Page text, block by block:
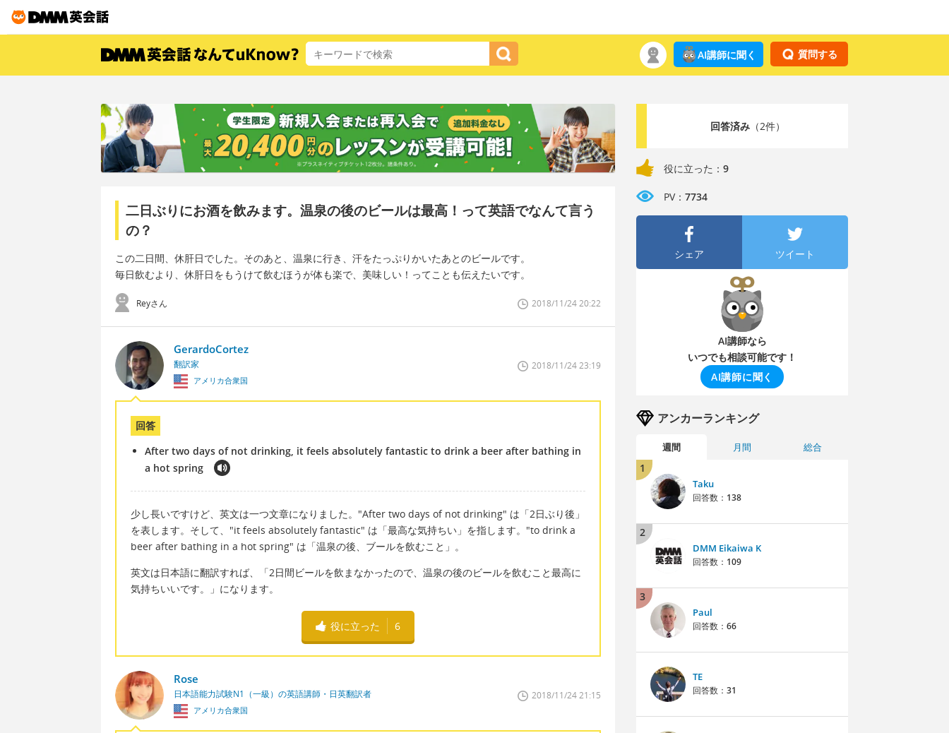
質問する
AI講師に聞く
二日ぶりにお酒を飲みます。温泉の後のビールは最高！って英語でなんて言う
の？
この二日間、休肝日でした。そのあと、温泉に行き、汗をたっぷりかいたあとのビールです。
毎日飲むより、休肝日をもうけて飲むほうが体も楽で、美味しい！ってことも伝えたいです。
Reyさん 2018/11/24 20:22
GerardoCortez
翻訳家
アメリカ合衆国
2018/11/24 23:19
回答
After two days of not drinking, it feels absolutely fantastic to drink a beer after bathing in
a hot spring
少し長いですけど、英文は一つ文章になりました。"After two days of not drinking" は「2日ぶり後」
を表します。そして、"it feels absolutely fantastic" は「最高な気持ちい」を指します。"to drink a
beer after bathing in a hot spring" は「温泉の後、ブールを飲むこと」。
英文は日本語に翻訳すれば、「2日間ビールを飲まなかったので、温泉の後のビールを飲むこと最高に
気持ちいいです。」になります。
役に立った 6
Rose
日本語能力試験N1（一級）の英語講師・日英翻訳者
アメリカ合衆国
2018/11/24 21:15
回答済み（2件）
役に立った： 9
PV： 7734
シェア ツイート
AI講師なら
いつでも相談可能です！
AI講師に聞く
アンカーランキング
週間 月間 総合
1
Taku
回答数： 138
2
DMM Eikaiwa K
回答数： 109
3
Paul
回答数： 66
TE
回答数： 31